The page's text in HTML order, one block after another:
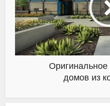
Оригинальное
домов из